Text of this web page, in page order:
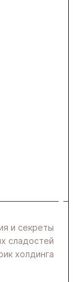
и секреты
сладостей
холдинга